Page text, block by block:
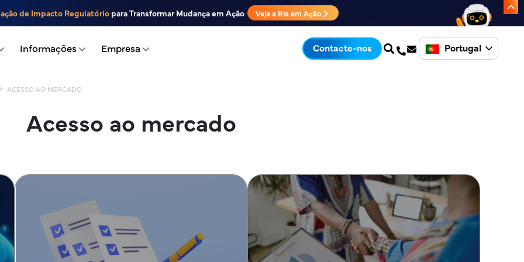
de Impacto Regulatóriopara Transformar Mudança em Ação Veja a Ria em Ação
Informações Empresa Contacte-nos Portugal
ACESSO AO MERCADO
Acesso ao mercado